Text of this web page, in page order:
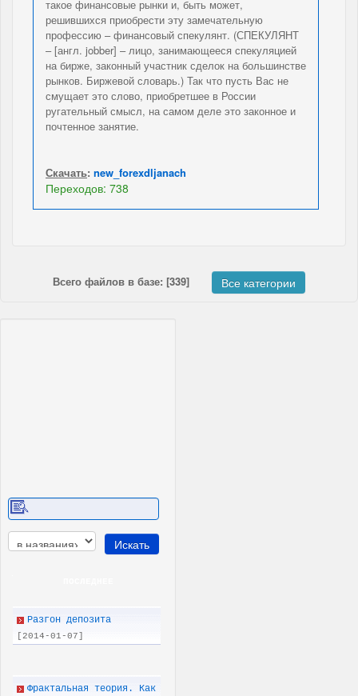
такое финансовые рынки и, быть может,
решившихся приобрести эту замечательную
профессию – финансовый спекулянт. (СПЕКУЛЯНТ
– [англ. jobber] – лицо, занимающееся спекуляцией
на бирже, законный участник сделок на большинстве
рынков. Биржевой словарь.) Так что пусть Вас не
смущает это слово, приобретшее в России
ругательный смысл, на самом деле это законное и
почтенное занятие.
Скачать: new_forexdljanach
Переходов: 738
Всего файлов в базе: [339] Все категории
Разгон депозита
[2014-01-07]
Фрактальная теория. Как